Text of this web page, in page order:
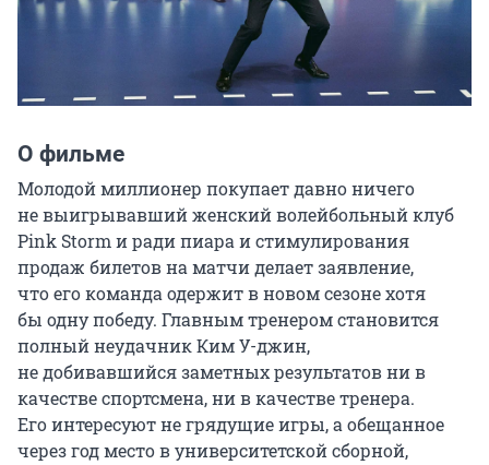
О фильме
Молодой миллионер покупает давно ничего
не выигрывавший женский волейбольный клуб
Pink Storm и ради пиара и стимулирования
продаж билетов на матчи делает заявление,
что его команда одержит в новом сезоне хотя
бы одну победу. Главным тренером становится
полный неудачник Ким У-джин,
не добивавшийся заметных результатов ни в
качестве спортсмена, ни в качестве тренера.
Его интересуют не грядущие игры, а обещанное
через год место в университетской сборной,